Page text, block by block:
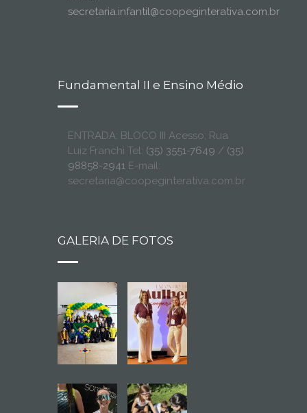
secretaria.infantil@coopeginterativa.com.br
Fundamental II e Ensino Médio
ENTRADA: BLOCO III Acesso: Rua
Luiz Franchi Tel: (35) 3551-7649 / (35)
98858-2941 E-mail:
secretaria@coopeginterativa.com.br
GALERIA DE FOTOS